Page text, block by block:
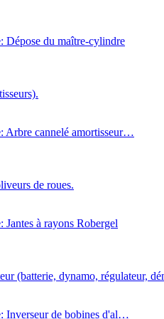
Dépose du maître-cylindre
Arbre cannelé amortisseur…
de roues.
Jantes à rayons Robergel
(batterie, dynamo, régulateur,
Inverseur de bobines d'al…